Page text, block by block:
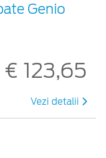
Genio
€ 123,65
Vezi detalii